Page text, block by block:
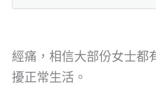
經痛，相信大部份女士都
擾正常生活。